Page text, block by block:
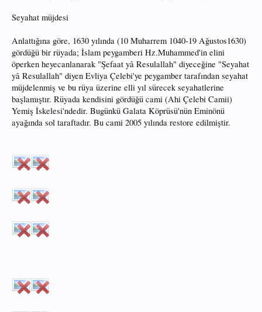
Seyahat müjdesi
Anlattığına göre, 1630 yılında (10 Muharrem 1040-19 Ağustos1630)
gördüğü bir rüyada; İslam peygamberi Hz.Muhammed'in elini
öperken heyecanlanarak "Şefaat yâ Resulallah" diyeceğine "Seyahat
yâ Resulallah" diyen Evliya Çelebi'ye peygamber tarafından seyahat
müjdelenmiş ve bu rüya üzerine elli yıl sürecek seyahatlerine
başlamıştır. Rüyada kendisini gördüğü cami (Ahi Çelebi Camii)
Yemiş İskelesi'ndedir. Bugünkü Galata Köprüsü'nün Eminönü
ayağında sol taraftadır. Bu cami 2005 yılında restore edilmiştir.